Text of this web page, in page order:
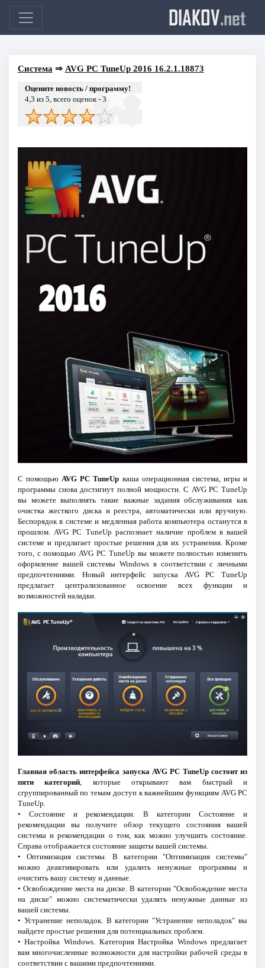
DIAKOV.net
Система ⇒ AVG PC TuneUp 2016 16.2.1.18873
Оцените новость / программу!
4,3 из 5, всего оценок - 3
С помощьюAVG PC TuneUp ваша операционная система, игры и
программы снова достигнут полной мощности. С AVG PC TuneUp
вы можете выполнять такие важные задания обслуживания как
очистка жесткого диска и реестра, автоматически или вручную.
Беспорядок в системе и медленная работа компьютера останутся в
прошлом. AVG PC TuneUp распознает наличие проблем в вашей
системе и предлагает простые решения для их устранения. Кроме
того, с помощью AVG PC TuneUp вы можете полностью изменить
оформление вашей системы Windows в соответствии с личными
предпочтениями. Новый интерфейс запуска AVG PC TuneUp
предлагает централизованное освоение всех функции и
возможностей наладки.
Главная область интерфейса запуска AVG PC TuneUp состоит из
пяти категорий, которые открывают вам быстрый и
сгруппированный по темам доступ к важнейшим функциям AVG PC
TuneUp.
• Состояние и рекомендации. В категории Состояние и
рекомендации вы получите обзор текущего состояния вашей
системы и рекомендации о том, как можно улучшить состояние.
Справа отображается состояние защиты вашей системы.
• Оптимизация системы. В категории "Оптимизация системы"
можно деактивировать или удалить ненужные программы и
очистить вашу систему и данные.
• Освобождение места на диске. В категории "Освобождение места
на диске" можно систематически удалять ненужные данные из
вашей системы.
• Устранение неполадок. В категории "Устранение неполадок" вы
найдете простые решения для потенциальных проблем.
• Настройка Windows. Категория Настройка Windows предлагает
вам многочисленные возможности для настройки рабочей среды в
соответствии с вашими предпочтениями.